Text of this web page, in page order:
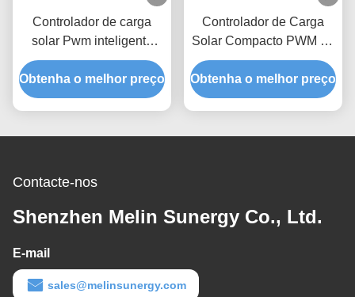
Controlador de carga
solar Pwm inteligente
preto IP67 8A 12V 24V
Controlador de carga
solar
Obtenha o melhor preço
Controlador de Carga
Solar Compacto PWM de
Carga de 5 Etapas com
tamanho 104X65X23mm
e design leve de 120g
Obtenha o melhor preço
Contacte-nos
Shenzhen Melin Sunergy Co., Ltd.
E-mail
sales@melinsunergy.com